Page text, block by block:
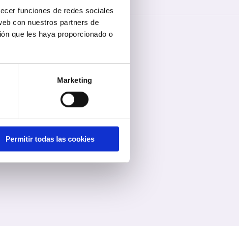
funciones de redes sociales
con nuestros partners de
que les haya proporcionado o
Marketing
Permitir todas las cookies